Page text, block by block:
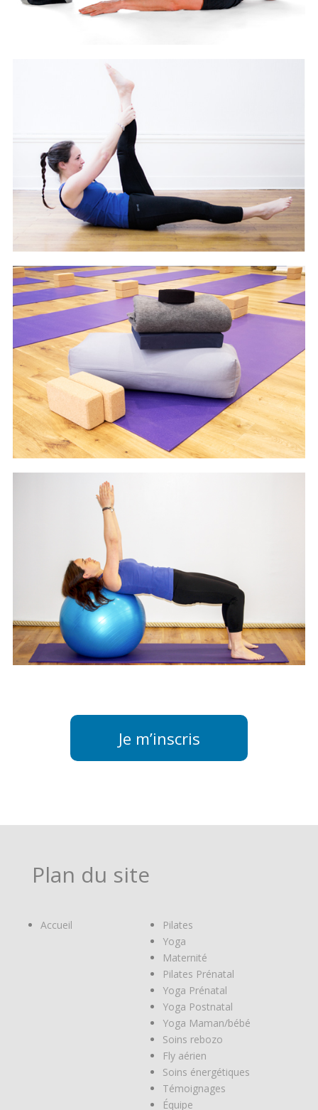
Je m’inscris
Plan du site
Accueil
Pilates
Yoga
Maternité
Pilates Prénatal
Yoga Prénatal
Yoga Postnatal
Yoga Maman/bébé
Soins rebozo
Fly aérien
Soins énergétiques
Témoignages
Équipe